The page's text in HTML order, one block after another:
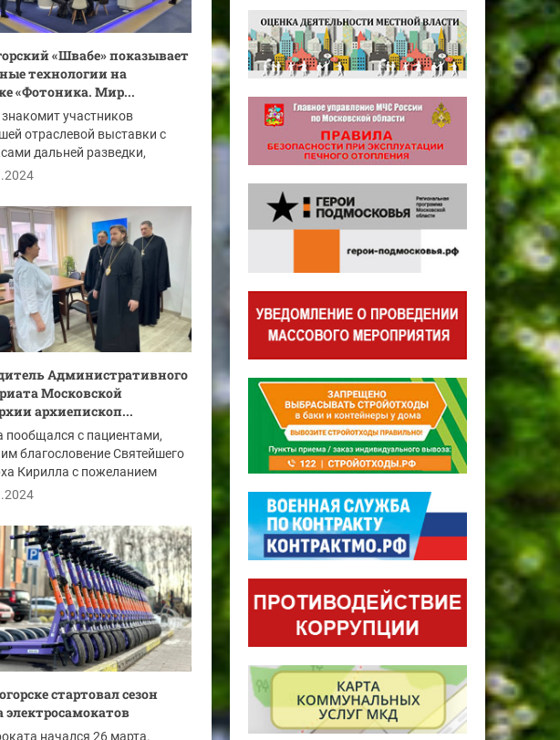
«Швабе» показывает
технологии на
«Фотоника. Мир...
участников
отраслевой выставки с
дальней разведки,
радиофотоники,...
Административного
Московской
архиепископ...
пообщался с пациентами,
благословение Святейшего
Кирилла с пожеланием
стартовал сезон
электросамокатов
начался 26 марта.